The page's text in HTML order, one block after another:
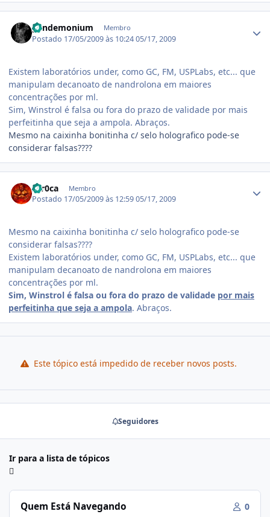
pandemonium Membro
Postado 17/05/2009 às 10:2405/17, 2009
Existem laboratórios under, como GC, FM, USPLabs, etc... que
manipulam decanoato de nandrolona em maiores
concentrações por ml.
Sim, Winstrol é falsa ou fora do prazo de validade por mais
perfeitinha que seja a ampola. Abraços.
Mesmo na caixinha bonitinha c/ selo holografico pode-se
considerar falsas????
zer0ca Membro
Postado 17/05/2009 às 12:5905/17, 2009
Mesmo na caixinha bonitinha c/ selo holografico pode-se
considerar falsas????
Existem laboratórios under, como GC, FM, USPLabs, etc... que
manipulam decanoato de nandrolona em maiores
concentrações por ml.
Sim, Winstrol é falsa ou fora do prazo de validade por mais
perfeitinha que seja a ampola. Abraços.
Este tópico está impedido de receber novos posts.
Seguidores
Ir para a lista de tópicos
Quem Está Navegando 0